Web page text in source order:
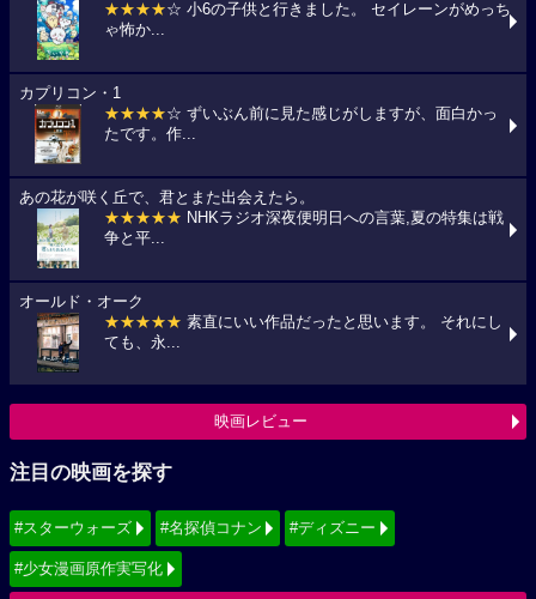
★★★★☆ 小6の子供と行きました。 セイレーンがめっち
ゃ怖か...
カプリコン・1
★★★★☆ ずいぶん前に見た感じがしますが、面白かっ
たです。作...
あの花が咲く丘で、君とまた出会えたら。
★★★★★ NHKラジオ深夜便明日への言葉,夏の特集は戦
争と平...
オールド・オーク
★★★★★ 素直にいい作品だったと思います。 それにし
ても、永...
映画レビュー
注目の映画を探す
#スターウォーズ #名探偵コナン #ディズニー
#少女漫画原作実写化